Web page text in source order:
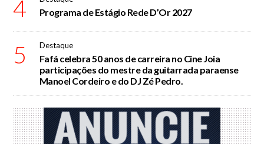
4 Programa de Estágio Rede D’Or 2027
5 Destaque
Fafá celebra 50 anos de carreira no Cine Joia
participações do mestre da guitarrada paraense
Manoel Cordeiro e do DJ Zé Pedro.